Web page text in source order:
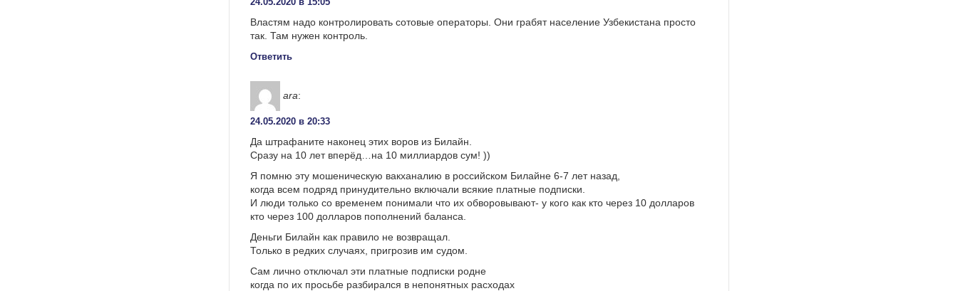
Властям надо контролировать сотовые операторы. Они грабят население Узбекистана просто
так. Там нужен контроль.
Ответить
ara:
24.05.2020 в 20:33
Да штрафаните наконец этих воров из Билайн.
Сразу на 10 лет вперёд…на 10 миллиардов сум! ))
Я помню эту мошеническую вакханалию в российском Билайне 6-7 лет назад,
когда всем подряд принудительно включали всякие платные подписки.
И люди только со временем понимали что их обворовывают- у кого как кто через 10 долларов
кто через 100 долларов пополнений баланса.
Деньги Билайн как правило не возвращал.
Только в редких случаях, пригрозив им судом.
Сам лично отключал эти платные подписки родне
когда по их просьбе разбирался в непонятных расходах